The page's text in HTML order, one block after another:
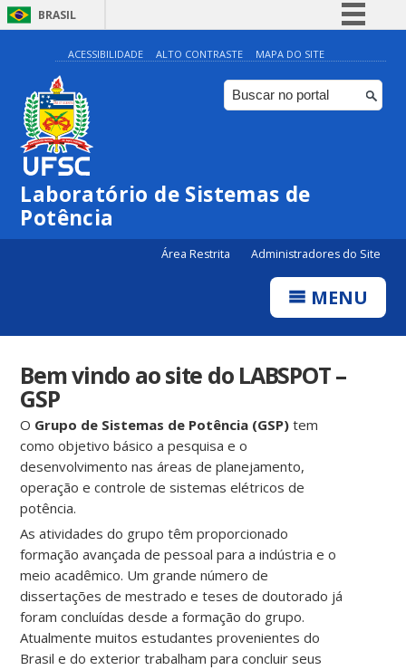
BRASIL
Simplifique!
Comunica BR
Participe
Canais
ACESSIBILIDADE ALTO CONTRASTE MAPA DO SITE
Laboratório de Sistemas de
Potência
Área Restrita Administradores do Site
MENU
Bem vindo ao site do LABSPOT –
GSP
O Grupo de Sistemas de Potência (GSP) tem
como objetivo básico a pesquisa e o
desenvolvimento nas áreas de planejamento,
operação e controle de sistemas elétricos de
potência.
As atividades do grupo têm proporcionado
formação avançada de pessoal para a indústria e o
meio acadêmico. Um grande número de
dissertações de mestrado e teses de doutorado já
foram concluídas desde a formação do grupo.
Atualmente muitos estudantes provenientes do
Brasil e do exterior trabalham para concluir seus